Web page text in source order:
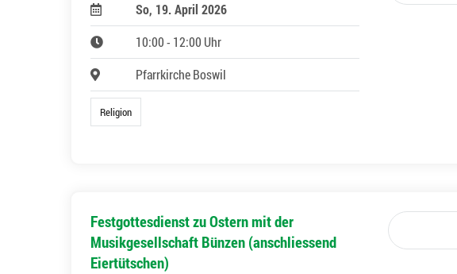
So, 19. April 2026
10:00 - 12:00 Uhr
Pfarrkirche Boswil
Religion
Festgottesdienst zu Ostern mit der
Musikgesellschaft Bünzen (anschliessend
Eiertütschen)